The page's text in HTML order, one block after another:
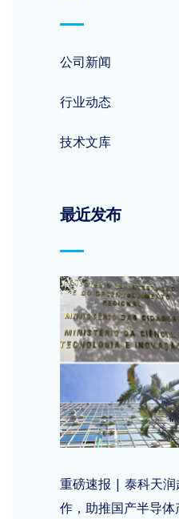
公司新闻
行业动态
技术文库
最近发布
重磅速报 | 泰科天
作，助推国产半导体